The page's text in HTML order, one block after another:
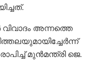
അന്നത്തെ
മുൻമന്ത്രി ജെ.